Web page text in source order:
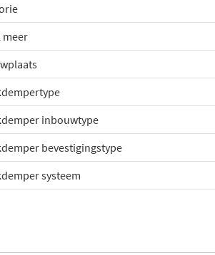
meer
inbouwtype
bevestigingstype
systeem